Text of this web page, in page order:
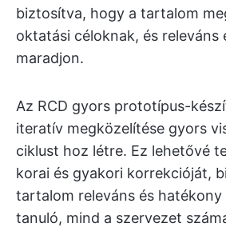
biztosítva, hogy a tartalom
oktatási céloknak, és releváns
maradjon.
Az RCD gyors prototípus-
iteratív megközelítése gyors
ciklust hoz létre. Ez lehetővé
korai és gyakori korrekcióját,
tartalom releváns és hatékony
tanuló, mind a szervezet